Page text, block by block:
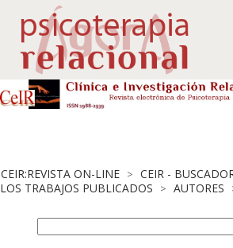
CEIR:REVISTA ON-LINE > CEIR -
LOS TRABAJOS PUBLICADOS > AUTORES